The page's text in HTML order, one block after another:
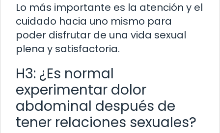
Lo más importante es la atención y el
cuidado hacia uno mismo para
poder disfrutar de una vida sexual
plena y satisfactoria.
H3: ¿Es normal
experimentar dolor
abdominal después de
tener relaciones sexuales?